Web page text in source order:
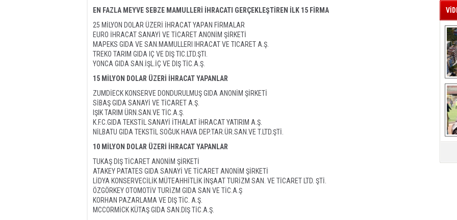
EN FAZLA MEYVE SEBZE MAMULLERİ İHRACATI GERÇEKLEŞTİREN İLK 15 FİRMA
25 MİLYON DOLAR ÜZERİ İHRACAT YAPAN FİRMALAR
EURO İHRACAT SANAYİ VE TİCARET ANONİM ŞİRKETİ
MAPEKS GIDA VE SAN.MAMULLERI IHRACAT VE TICARET A.Ş.
TREKO TARIM GIDA IÇ VE DIŞ TIC.LTD.ŞTI.
YONCA GIDA SAN.İŞL.İÇ VE DIŞ TİC.A.Ş.
15 MİLYON DOLAR ÜZERİ İHRACAT YAPANLAR
ZUMDİECK KONSERVE DONDURULMUŞ GIDA ANONİM ŞİRKETİ
SİBAŞ GIDA SANAYİ VE TİCARET A.Ş.
IŞIK TARIM ÜRN.SAN.VE TİC.A.Ş.
K.F.C.GIDA TEKSTİL SANAYİ İTHALAT İHRACAT YATIRIM A.Ş.
NİLBATU GIDA TEKSTİL SOĞUK HAVA DEP.TAR.ÜR.SAN.VE T.LTD.ŞTİ.
10 MİLYON DOLAR ÜZERİ İHRACAT YAPANLAR
TUKAŞ DIŞ TİCARET ANONİM ŞİRKETİ
ATAKEY PATATES GIDA SANAYİ VE TİCARET ANONİM ŞİRKETİ
LİDYA KONSERVECİLİK MÜTEAHHİTLİK İNŞAAT TURİZM SAN. VE TİCARET LTD. ŞTİ.
ÖZGÖRKEY OTOMOTİV TURİZM GIDA SAN VE TİC.A.Ş
KORHAN PAZARLAMA VE DIŞ TİC. A.Ş.
MCCORMİCK KÜTAŞ GIDA SAN.DIŞ TİC.A.Ş.